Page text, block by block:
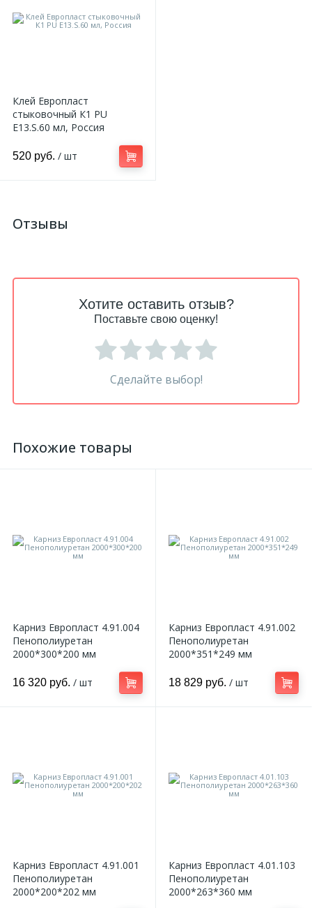
Клей Европласт
стыковочный К1 PU
E13.S.60 мл, Россия
520 руб. / шт
Отзывы
Хотите оставить отзыв?
Поставьте свою оценку!
Сделайте выбор!
Похожие товары
Карниз Европласт 4.91.004
Пенополиуретан
2000*300*200 мм
16 320 руб. / шт
Карниз Европласт 4.91.002
Пенополиуретан
2000*351*249 мм
18 829 руб. / шт
Карниз Европласт 4.91.001
Пенополиуретан
2000*200*202 мм
Карниз Европласт 4.01.103
Пенополиуретан
2000*263*360 мм